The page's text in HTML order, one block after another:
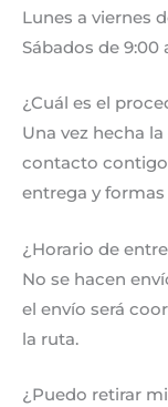
Lunes a viernes
Sábados de 9:00
¿Cuál es el
Una vez hecha
contacto
entrega y formas
¿Horario de
No se hacen
el envío será
la ruta.
¿Puedo retirar